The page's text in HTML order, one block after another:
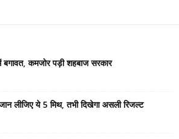
कमजोर पड़ी शहबाज सरकार
लीजिए ये 5 मिथ, तभी दिखेगा असली रिजल्ट